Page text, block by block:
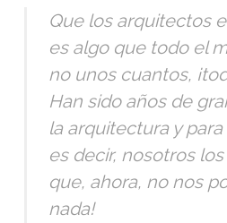
Que los arquitectos
es algo que todo el
no unos cuantos,
Han sido años de
la arquitectura y
es decir, nosotros
que, ahora, no nos
nada!